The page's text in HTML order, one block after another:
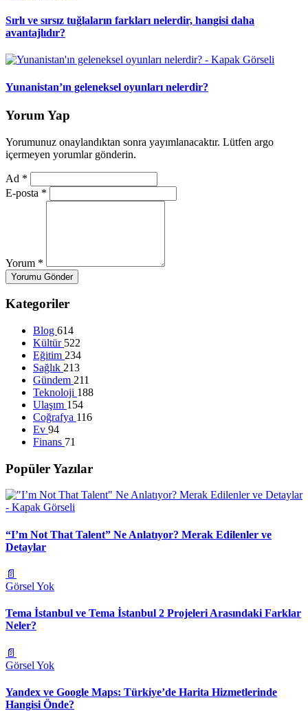
Sırlı ve sırsız tuğlaların farkları nelerdir, hangisi daha
avantajlıdır?
Yunanistan’ın geleneksel oyunları nelerdir?
Yorum Yap
Yorumunuz onaylandıktan sonra yayımlanacaktır. Lütfen argo
içermeyen yorumlar gönderin.
Ad *
E-posta *
Yorum *
Yorumu Gönder
Kategoriler
Blog 614
Kültür 522
Eğitim 234
Sağlık 213
Gündem 211
Teknoloji 188
Ulaşım 154
Coğrafya 116
Ev 94
Finans 71
Popüler Yazılar
“I’m Not That Talent” Ne Anlatıyor? Merak Edilenler ve
Detaylar
📄
Görsel Yok
Tema İstanbul ve Tema İstanbul 2 Projeleri Arasındaki Farklar
Neler?
📄
Görsel Yok
Yandex ve Google Maps: Türkiye’de Harita Hizmetlerinde
Hangisi Önde?